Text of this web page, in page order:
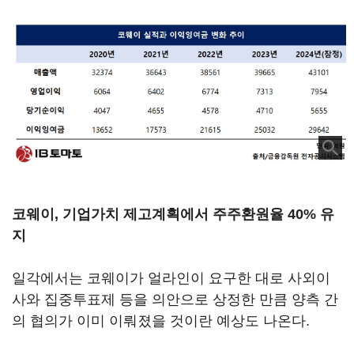
코웨이, 기업가치 제고계획에서 주주환원율 40% 유
지
일각에서는 코웨이가 얼라인이 요구한 대로 사외이
사와 집중투표제 등을 의안으로 상정한 만큼 양측 간
의 협의가 이미 이뤄졌을 것이란 예상도 나온다.